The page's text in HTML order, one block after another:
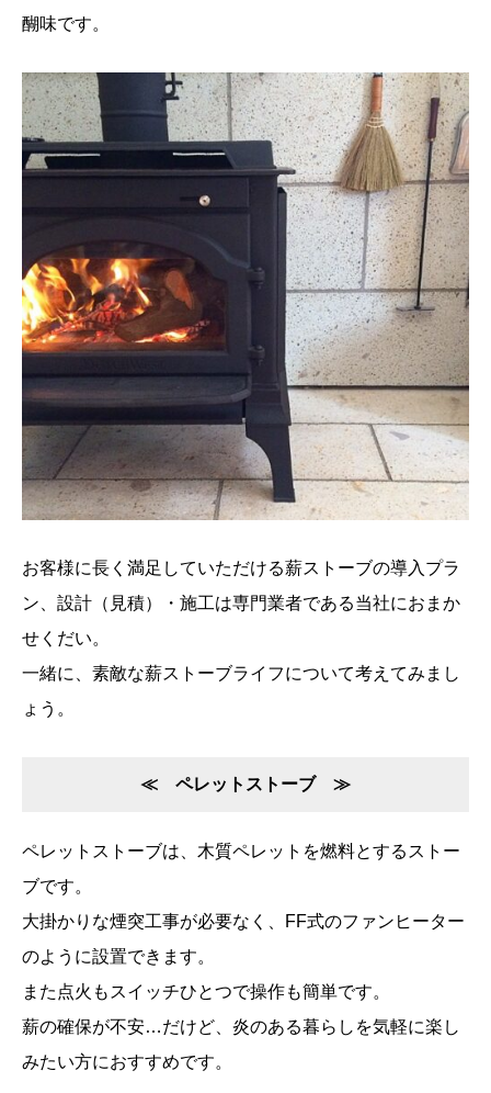
醐味です。
お客様に長く満足していただける薪ストーブの導入プラ
ン、設計（見積）・施工は専門業者である当社におまか
せくだい。
一緒に、素敵な薪ストーブライフについて考えてみまし
ょう。
≪ ペレットストーブ ≫
ペレットストーブは、木質ペレットを燃料とするストー
ブです。
大掛かりな煙突工事が必要なく、FF式のファンヒーター
のように設置できます。
また点火もスイッチひとつで操作も簡単です。
薪の確保が不安…だけど、炎のある暮らしを気軽に楽し
みたい方におすすめです。